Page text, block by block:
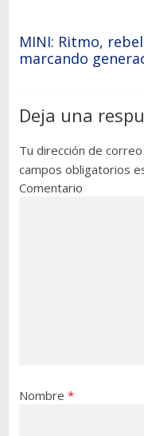
MINI: Ritmo,
marcando
Deja una
Tu dirección de
campos obligatorios
Comentario
Nombre *